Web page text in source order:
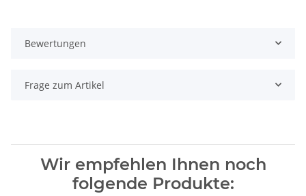
Bewertungen
Frage zum Artikel
Wir empfehlen Ihnen noch
folgende Produkte: